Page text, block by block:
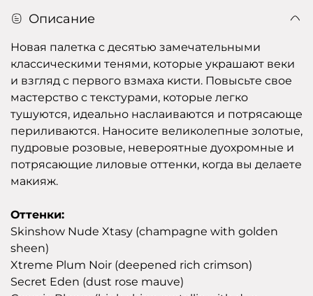
Описание
Новая палетка с десятью замечательными
классическими тенями, которые украшают веки
и взгляд с первого взмаха кисти. Повысьте свое
мастерство с текстурами, которые легко
тушуются, идеально наслаиваются и потрясающе
периливаются. Наносите великолепные золотые,
пудровые розовые, невероятные дуохромные и
потрясающие лиловые оттенки, когда вы делаете
макияж.
Оттенки:
Skinshow Nude Xtasy (champagne with golden
sheen)
Xtreme Plum Noir (deepened rich crimson)
Secret Eden (dust rose mauve)